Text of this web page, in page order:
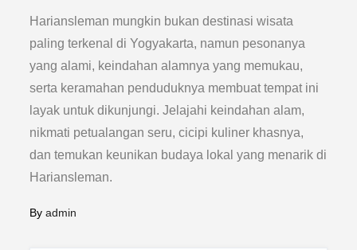
Hariansleman mungkin bukan destinasi wisata
paling terkenal di Yogyakarta, namun pesonanya
yang alami, keindahan alamnya yang memukau,
serta keramahan penduduknya membuat tempat ini
layak untuk dikunjungi. Jelajahi keindahan alam,
nikmati petualangan seru, cicipi kuliner khasnya,
dan temukan keunikan budaya lokal yang menarik di
Hariansleman.
Byadmin